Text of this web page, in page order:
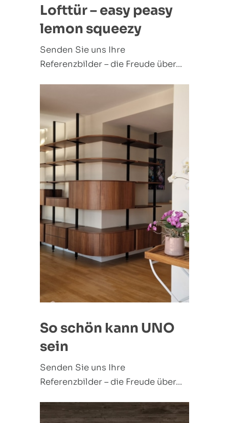
Lofttür – easy peasy
lemon squeezy
Senden Sie uns Ihre
Referenzbilder – die Freude über...
So schön kann UNO
sein
Senden Sie uns Ihre
Referenzbilder – die Freude über...